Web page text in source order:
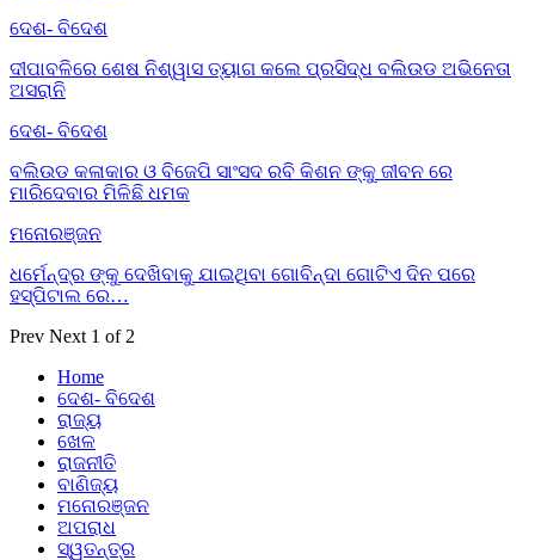
ଦେଶ- ବିଦେଶ
ଦୀପାବଳିରେ ଶେଷ ନିଶ୍ୱାସ ତ୍ୟାଗ କଲେ ପ୍ରସିଦ୍ଧ ବଲିଉଡ ଅଭିନେତା
ଅସରାନି
ଦେଶ- ବିଦେଶ
ବଲିଉଡ କଳାକାର ଓ ବିଜେପି ସାଂସଦ ରବି କିଶନ ଙ୍କୁ ଜୀବନ ରେ
ମାରିଦେବାର ମିଳିଛି ଧମକ
ମନୋରଞ୍ଜନ
ଧର୍ମେନ୍ଦ୍ର ଙ୍କୁ ଦେଖିବାକୁ ଯାଇଥିବା ଗୋବିନ୍ଦା ଗୋଟିଏ ଦିନ ପରେ
ହସ୍ପିଟାଲ ରେ…
Prev Next 1 of 2
Home
ଦେଶ- ବିଦେଶ
ରାଜ୍ୟ
ଖେଳ
ରାଜନୀତି
ବାଣିଜ୍ୟ
ମନୋରଞ୍ଜନ
ଅପରାଧ
ସ୍ୱତନ୍ତ୍ର